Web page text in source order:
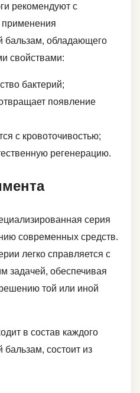
рекомендуют с
бальзам, обладающего
свойствами:
бактерий;
появление
с кровоточивостью;
регенерацию.
серия
современных средств.
легко справляется с
задачей, обеспечивая
той или иной
в состав каждого
состоит из